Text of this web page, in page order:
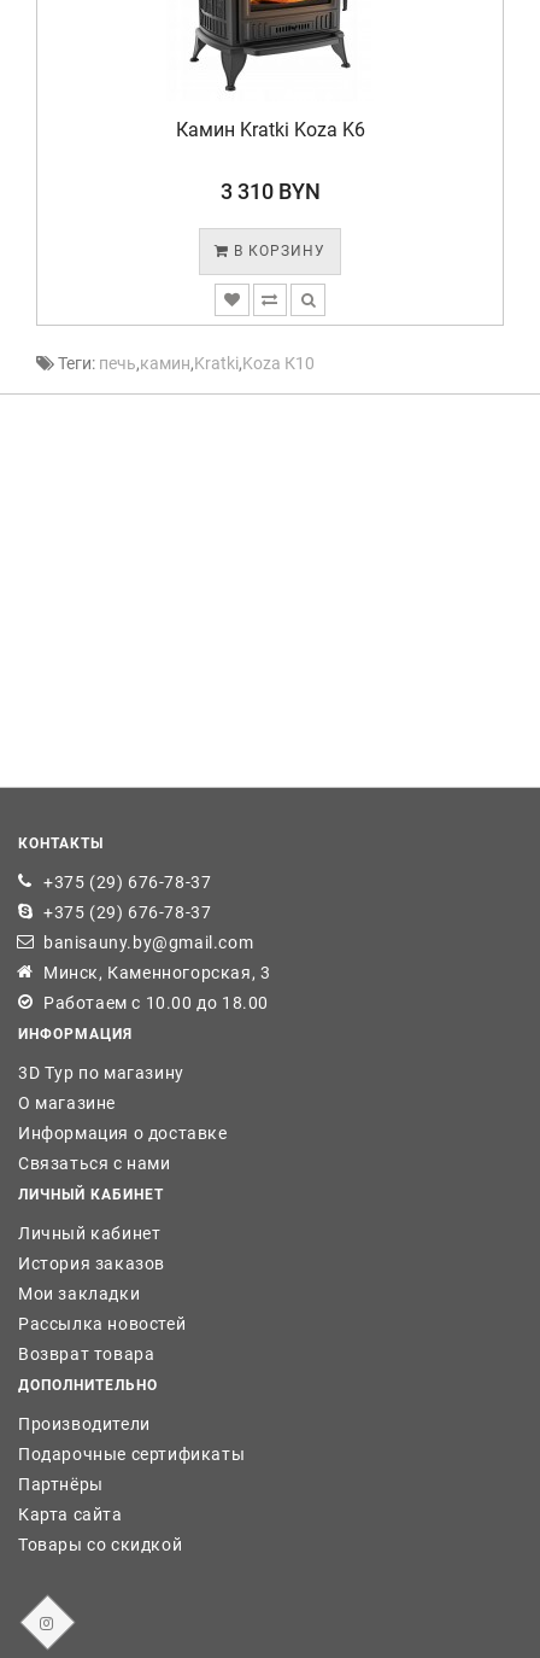
Камин Kratki Koza K6
3 310 BYN
В КОРЗИНУ
Теги: печь,камин,Kratki,Koza К10
КОНТАКТЫ
+375 (29) 676-78-37
+375 (29) 676-78-37
banisauny.by@gmail.com
Минск, Каменногорская, 3
Работаем с 10.00 до 18.00
ИНФОРМАЦИЯ
3D Тур по магазину
О магазине
Информация о доставке
Связаться с нами
ЛИЧНЫЙ КАБИНЕТ
Личный кабинет
История заказов
Мои закладки
Рассылка новостей
Возврат товара
ДОПОЛНИТЕЛЬНО
Производители
Подарочные сертификаты
Партнёры
Карта сайта
Товары со скидкой